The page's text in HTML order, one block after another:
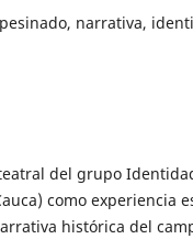
narrativa,
del grupo
como experiencia
histórica del